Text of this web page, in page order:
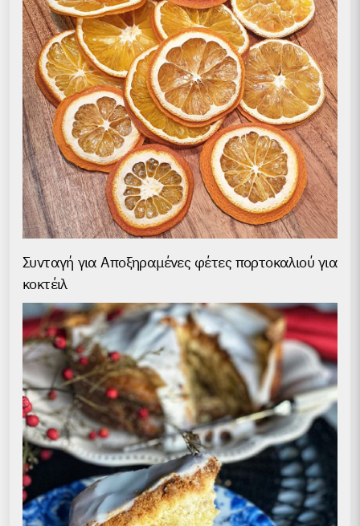
Συνταγή για Аποξηραμένες φέτες πορτοκαλιού για
κοκτέιλ